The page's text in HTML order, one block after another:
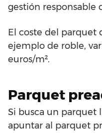
gestión responsable
El coste del parquet
ejemplo de roble,
euros/m².
Parquet
Si busca un parquet
apuntar al parquet